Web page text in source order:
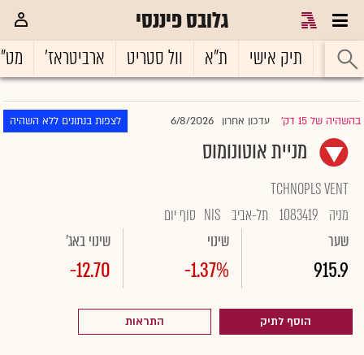
גלובס פיננסי
ראשי תיק אישי ת"א וול סטריט ארביטראז'
בהשהיה של 15 דק' |עדכון אחרון 6/8/2026 לצפות בנתונים ללא השהיה
מניית אוטונומוס
TCHNOPLS VENT
מניה 1083419 תל-אביב NIS סוף יום
שער
915.9
שינוי
-1.37%
שינוי באג'
-12.70
הוסף לתיק התראות